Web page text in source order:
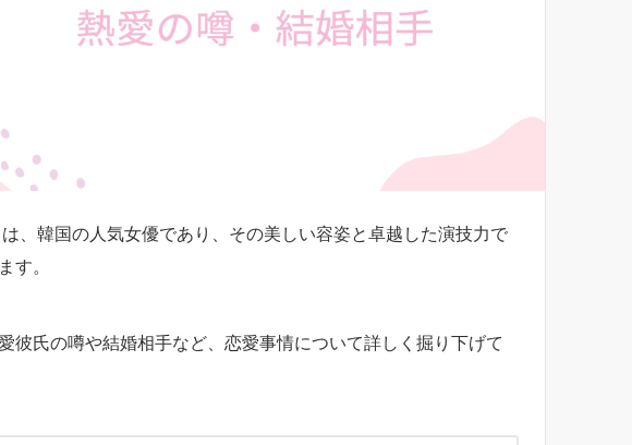
、韓国の人気女優であり、その美しい容姿と卓越した演技力で
す。
彼氏の噂や結婚相手など、恋愛事情について詳しく掘り下げて